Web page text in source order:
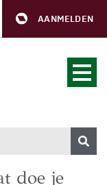
AANMELDEN
doe je